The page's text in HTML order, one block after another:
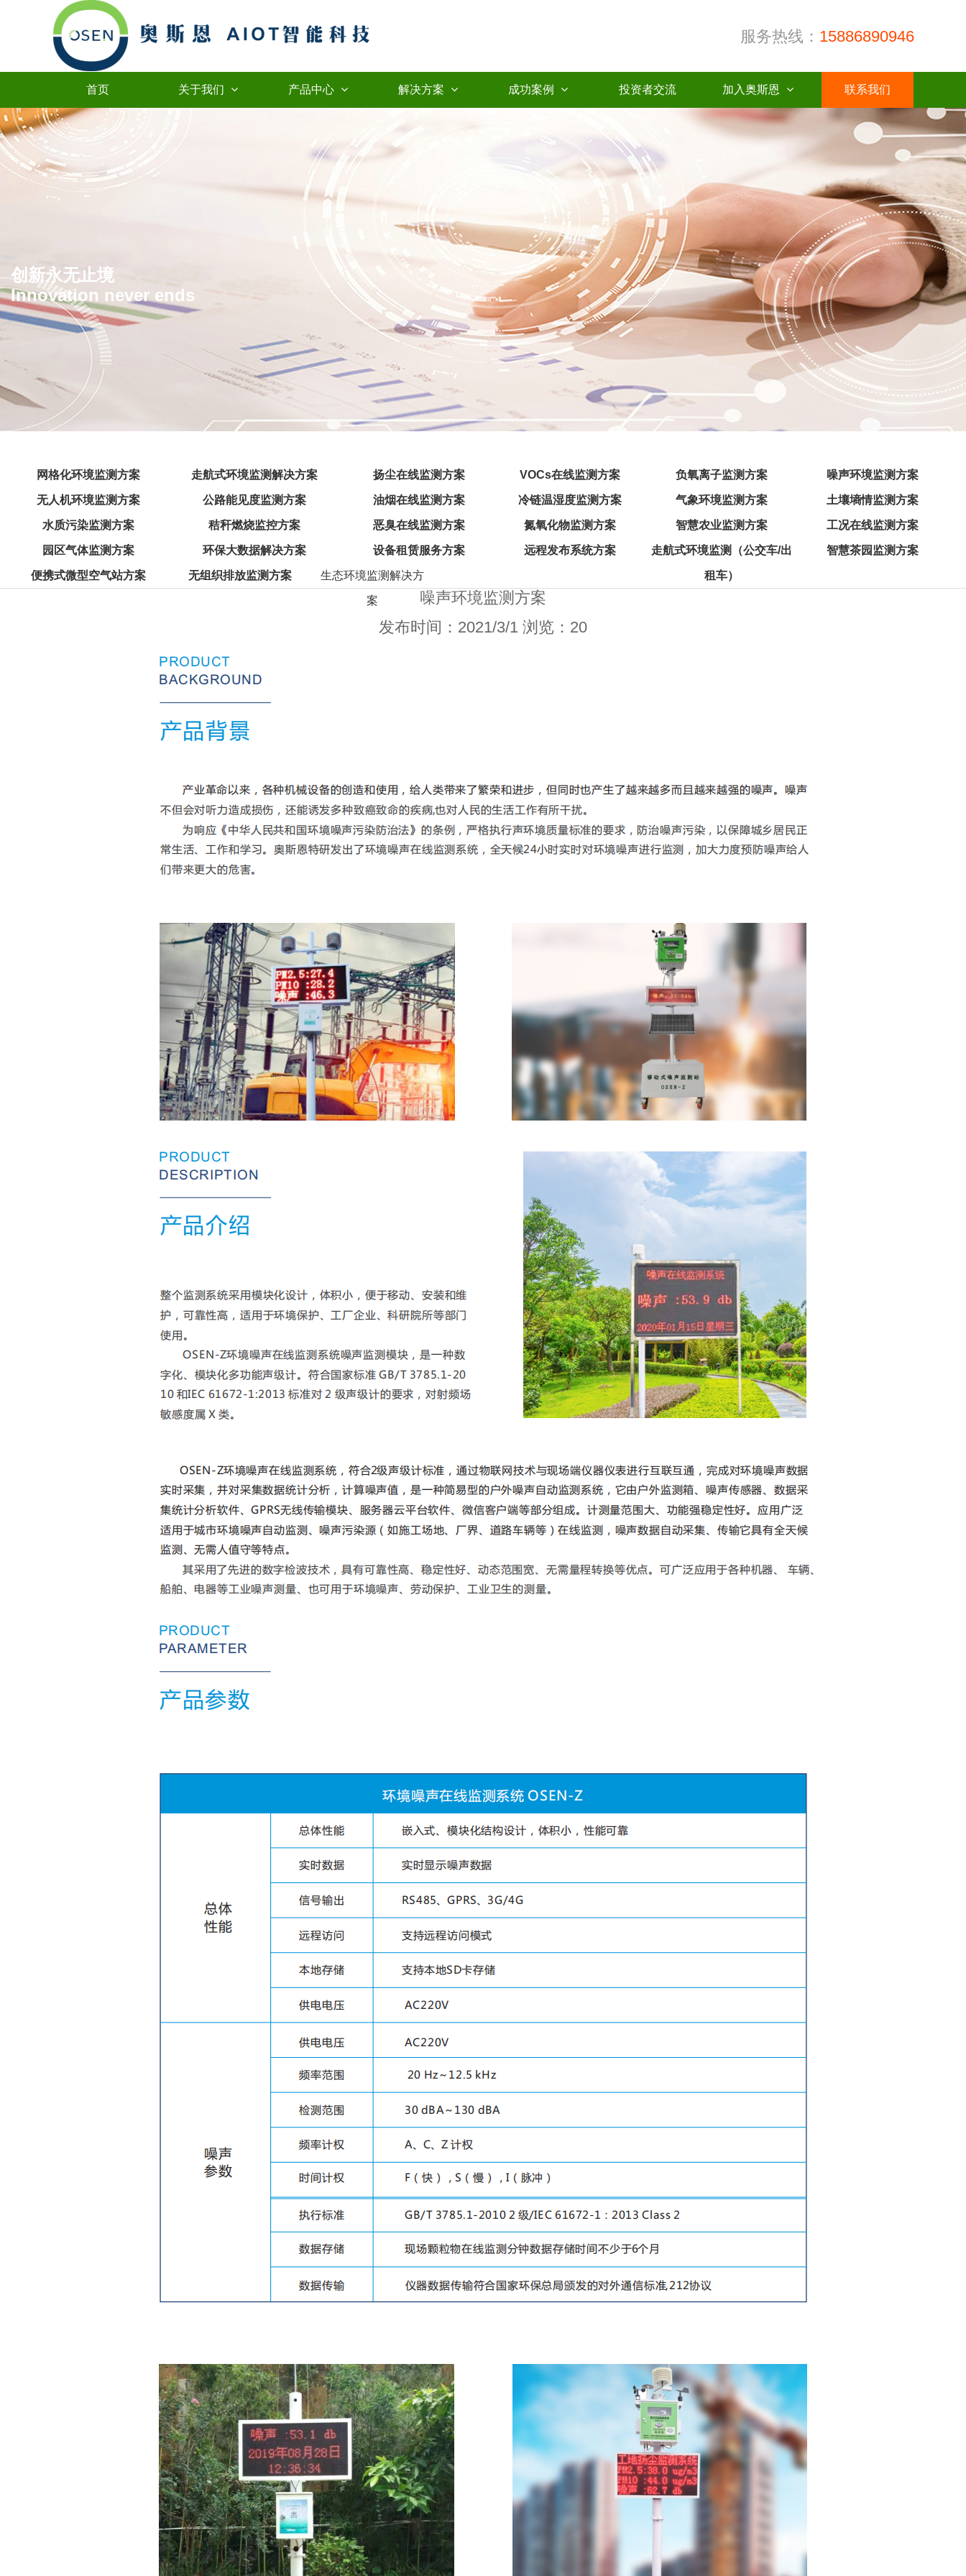
服务热线： 15886890946
首页 关于我们 产品中心 解决方案 成功案例 投资者交流 加入奥斯恩 联系我们
创新永无止境
Innovation never ends
网格化环境监测方案 走航式环境监测解决方案 扬尘在线监测方案 VOCs在线监测方案 负氧离子监测方案 噪声环境监测方案
无人机环境监测方案 公路能见度监测方案 油烟在线监测方案 冷链温湿度监测方案 气象环境监测方案 土壤墒情监测方案
水质污染监测方案 秸秆燃烧监控方案 恶臭在线监测方案 氮氧化物监测方案 智慧农业监测方案 工况在线监测方案
园区气体监测方案 环保大数据解决方案 设备租赁服务方案 远程发布系统方案 走航式环境监测（公交车/出
租车）
智慧茶园监测方案
便携式微型空气站方案 无组织排放监测方案 生态环境监测解决方
案
噪声环境监测方案
发布时间：2021/3/1 浏览：20